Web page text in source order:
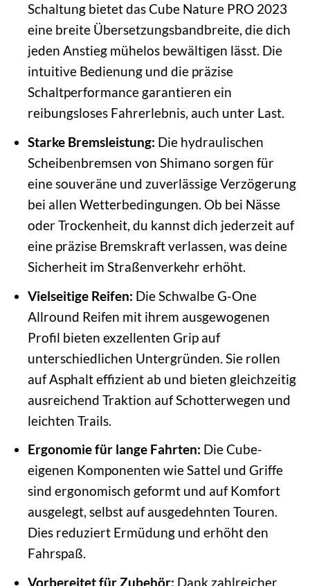
Schaltung bietet das Cube Nature PRO 2023
eine breite Übersetzungsbandbreite, die dich
jeden Anstieg mühelos bewältigen lässt. Die
intuitive Bedienung und die präzise
Schaltperformance garantieren ein
reibungsloses Fahrerlebnis, auch unter Last.
Starke Bremsleistung: Die hydraulischen
Scheibenbremsen von Shimano sorgen für
eine souveräne und zuverlässige Verzögerung
bei allen Wetterbedingungen. Ob bei Nässe
oder Trockenheit, du kannst dich jederzeit auf
eine präzise Bremskraft verlassen, was deine
Sicherheit im Straßenverkehr erhöht.
Vielseitige Reifen: Die Schwalbe G-One
Allround Reifen mit ihrem ausgewogenen
Profil bieten exzellenten Grip auf
unterschiedlichen Untergründen. Sie rollen
auf Asphalt effizient ab und bieten gleichzeitig
ausreichend Traktion auf Schotterwegen und
leichten Trails.
Ergonomie für lange Fahrten: Die Cube-
eigenen Komponenten wie Sattel und Griffe
sind ergonomisch geformt und auf Komfort
ausgelegt, selbst auf ausgedehnten Touren.
Dies reduziert Ermüdung und erhöht den
Fahrspaß.
Vorbereitet für Zubehör: Dank zahlreicher